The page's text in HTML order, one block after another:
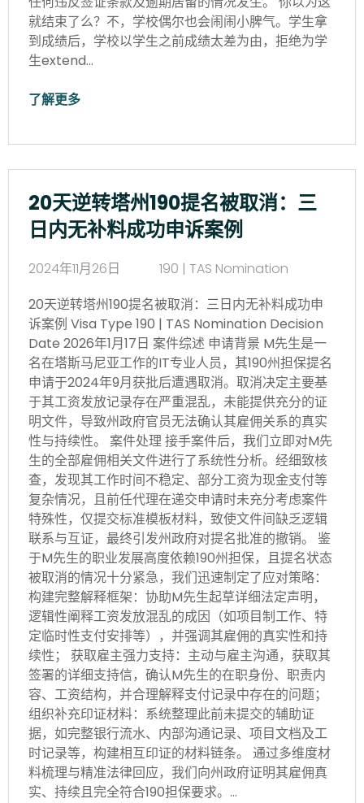
就结束了么？不，学校偶尔也会闹闹小脾气。学生拿
到成绩后，学校以学生之前成绩太差为由，拒绝为学
生extend…
了解更多
20天逆转塔州190提名被取消：三
日内无补料成功申诉案例
2024年11月26日
190 | TAS Nomination
20天逆转塔州190提名被取消：三日内无补料成功申
诉案例 Visa Type 190 | TAS Nomination Decision
Date 2026年1月17日 案件综述 申请背景 M先生是一
名在塔斯马尼亚工作的IT专业人员，其190州担保提名
申请于2024年9月获批后遭遇取消。取消决定主要基
于其工资发放记录存在严重混乱，未能提供充分的证
明文件，导致州政府官员无法确认其雇佣关系的真实
性与持续性。 案件处理 接手案件后，我们立即对M先
生的全部雇佣相关文件进行了系统性分析。经细致核
查，发现其工作时间不稳定、部分工资为现金支付等
复杂情况，且前任代理在递交申请时未充分考虑案件
特殊性，仅提交标准模板材料，致使文件间缺乏逻辑
联系与互证，最终引发州政府对提名批准的撤销。 鉴
于M先生的职业发展高度依赖190州担保，且提名状态
被取消的情况十分紧急，我们迅速制定了应对策略：
构建完整解释框架：协助M先生起草详细法定声明，
逻辑性阐释工资发放混乱的成因（如项目制工作、特
定临时性支付安排等），并强调其雇佣的真实性和持
续性； 获取雇主强力支持：主动与雇主沟通，获取其
签署的详细支持信，确认M先生的在职身份、职责内
容、工资结构，并合理解释支付记录中存在的问题；
组织补充印证材料：系统整理此前未提交的辅助证
据，如完整银行流水、内部沟通记录、项目文档及工
时记录等，构建相互印证的材料链条。 通过多维度材
料梳理与精准法律回应，我们向州政府证明其雇佣真
实、持续且完全符合190担保要求。…